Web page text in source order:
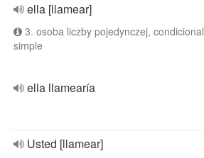
ella [llamear]
3. osoba liczby pojedynczej, condicional
simple
ella llamearía
Usted [llamear]